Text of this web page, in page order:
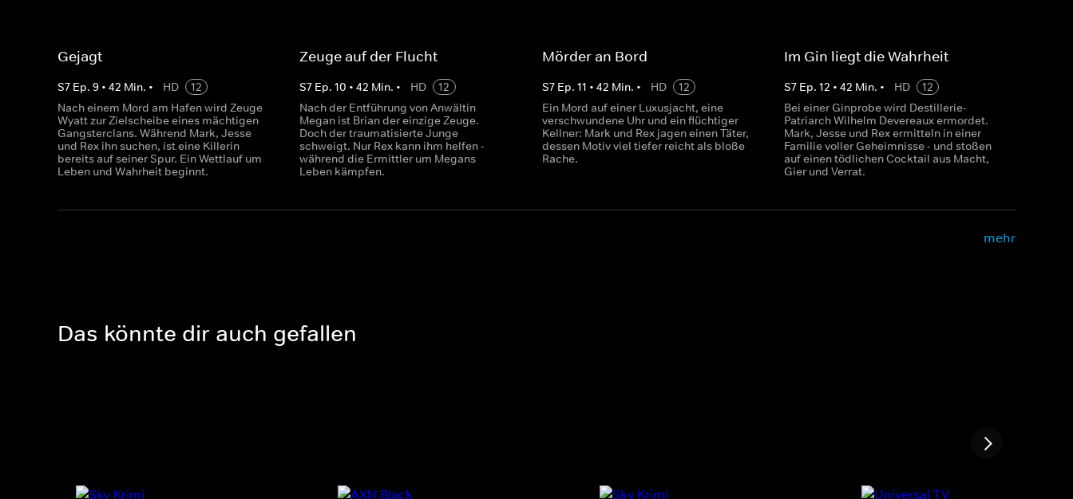
Gejagt
S7 Ep. 9 • 42 Min. • HD
12
Nach einem Mord am Hafen wird Zeuge
Wyatt zur Zielscheibe eines mächtigen
Gangsterclans. Während Mark, Jesse
und Rex ihn suchen, ist eine Killerin
bereits auf seiner Spur. Ein Wettlauf um
Leben und Wahrheit beginnt.
Zeuge auf der Flucht
S7 Ep.10 •42 Min. • HD
12
Nach der Entführung von Anwältin
Megan ist Brian der einzige Zeuge.
Doch der traumatisierte Junge
schweigt. Nur Rex kann ihm helfen -
während die Ermittler um Megans
Leben kämpfen.
Mörder an Bord
S7 Ep. 11 • 42 Min. • HD
12
Ein Mord auf einer Luxusjacht, eine
verschwundene Uhr und ein flüchtiger
Kellner: Mark und Rex jagen einen Täter,
dessen Motiv viel tiefer reicht als bloße
Rache.
Im Gin liegt die Wahrheit
S7 Ep. 12 • 42 Min. • HD
12
Bei einer Ginprobe wird Destillerie-
Patriarch Wilhelm Devereaux ermordet.
Mark, Jesse und Rex ermitteln in einer
Familie voller Geheimnisse - und stoßen
auf einen tödlichen Cocktail aus Macht,
Gier und Verrat.
mehr
Das könnte dir auch gefallen